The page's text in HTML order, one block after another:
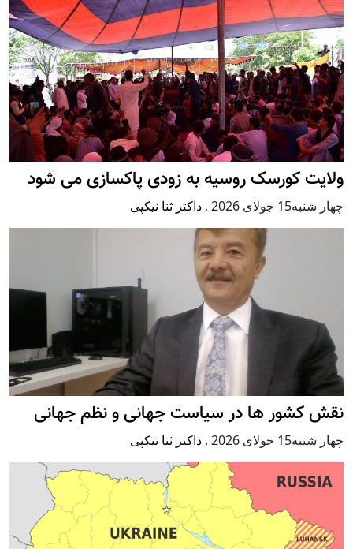
ولایت کورسک روسیه به زودی پاکسازی می شود
چهار شنبه15 جولای 2026 , داکتر ثنا نیکپی
نقش کشور ها در سیاست جهانی و نظم جهانی
چهار شنبه15 جولای 2026 , داکتر ثنا نیکپی